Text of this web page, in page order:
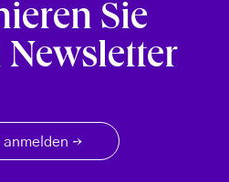
Sie
anmelden →